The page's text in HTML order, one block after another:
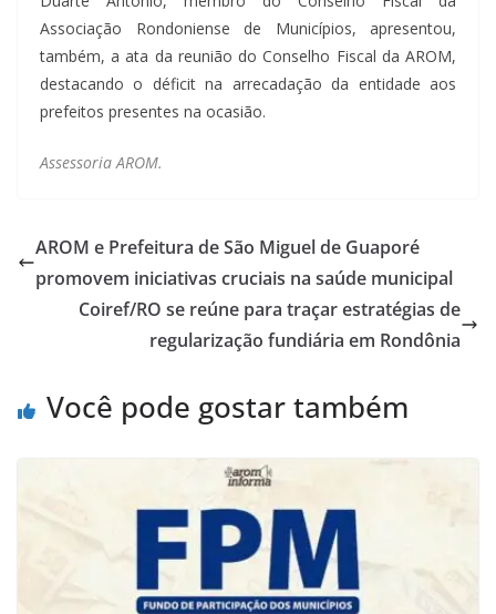
Associação Rondoniense de Municípios, apresentou,
também, a ata da reunião do Conselho Fiscal da AROM,
destacando o déficit na arrecadação da entidade aos
prefeitos presentes na ocasião.
Assessoria AROM.
AROM e Prefeitura de São Miguel de Guaporé
promovem iniciativas cruciais na saúde municipal
Coiref/RO se reúne para traçar estratégias de
regularização fundiária em Rondônia
Você pode gostar também